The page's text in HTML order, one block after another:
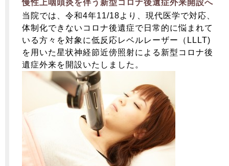
慢性上咽頭炎を伴う新型コロナ後遺症外来開設へ
当院では、令和4年11/18より、現代医学で対応、
体制化できないコロナ後遺症で日常的に悩まれて
いる方々を対象に低反応レベルレーザー（LLLT)
を用いた星状神経節近傍照射による新型コロナ後
遺症外来を開設いたしました。